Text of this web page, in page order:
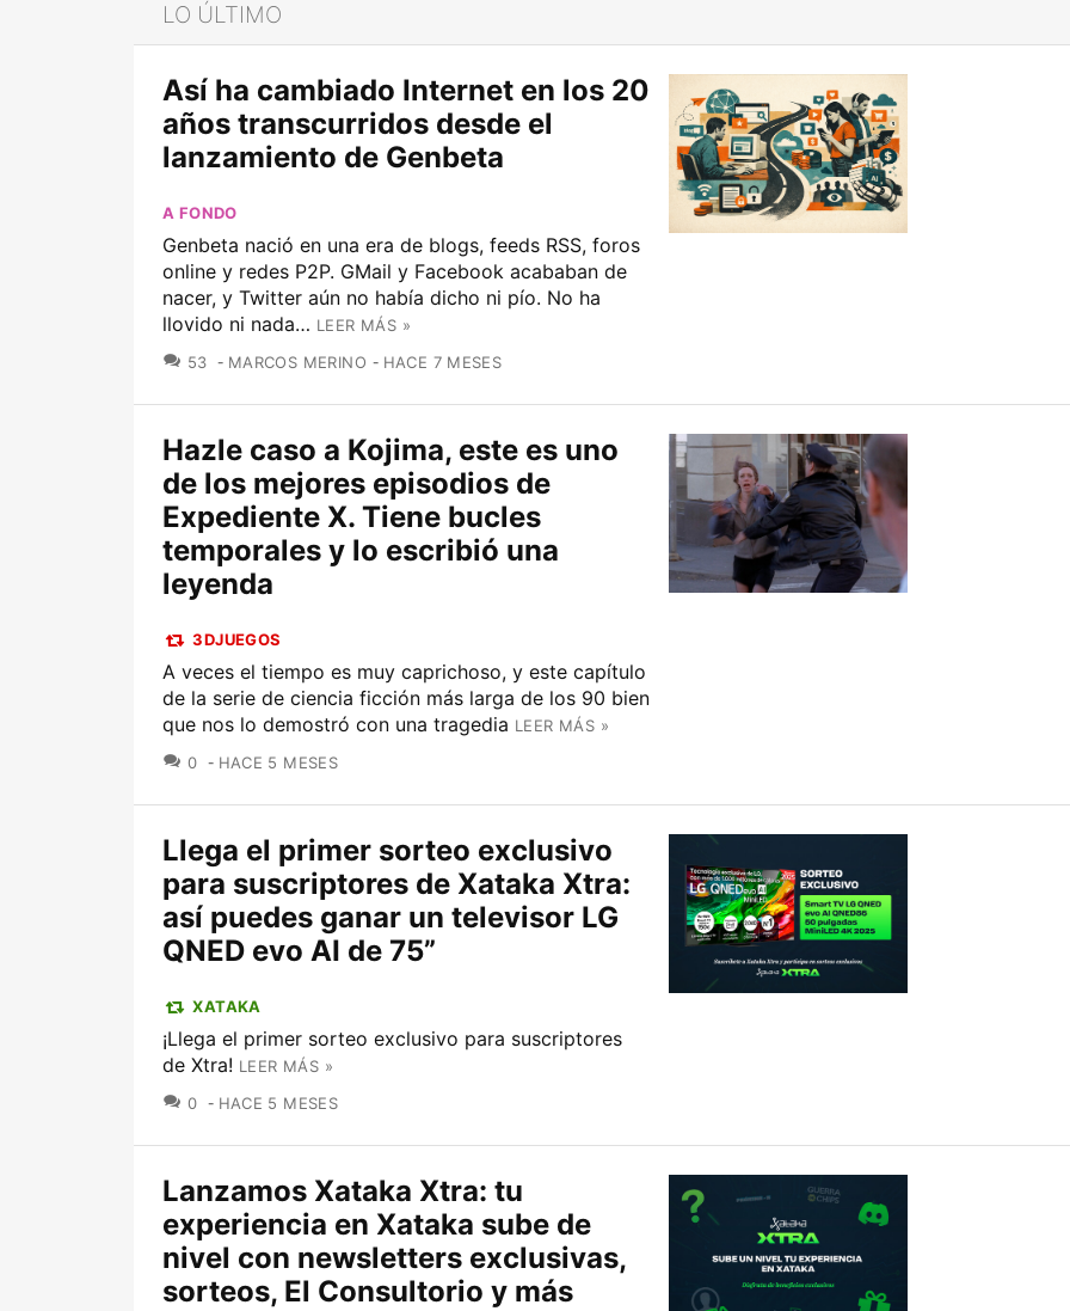
LO ÚLTIMO
Así ha cambiado Internet en los 20
años transcurridos desde el
lanzamiento de Genbeta
A FONDO
Genbeta nació en una era de blogs, feeds RSS, foros
online y redes P2P. GMail y Facebook acababan de
nacer, y Twitter aún no había dicho ni pío. No ha
llovido ni nada… LEER MÁS »
53 COMENTARIOS
MARCOS MERINO HACE 7 MESES
Hazle caso a Kojima, este es uno
de los mejores episodios de
Expediente X. Tiene bucles
temporales y lo escribió una
leyenda
3DJUEGOS
A veces el tiempo es muy caprichoso, y este capítulo
de la serie de ciencia ficción más larga de los 90 bien
que nos lo demostró con una tragedia LEER MÁS »
0 COMENTARIOS
HACE 5 MESES
Llega el primer sorteo exclusivo
para suscriptores de Xataka Xtra:
así puedes ganar un televisor LG
QNED evo AI de 75”
XATAKA
¡Llega el primer sorteo exclusivo para suscriptores
de Xtra! LEER MÁS »
0 COMENTARIOS
HACE 5 MESES
Lanzamos Xataka Xtra: tu
experiencia en Xataka sube de
nivel con newsletters exclusivas,
sorteos, El Consultorio y más